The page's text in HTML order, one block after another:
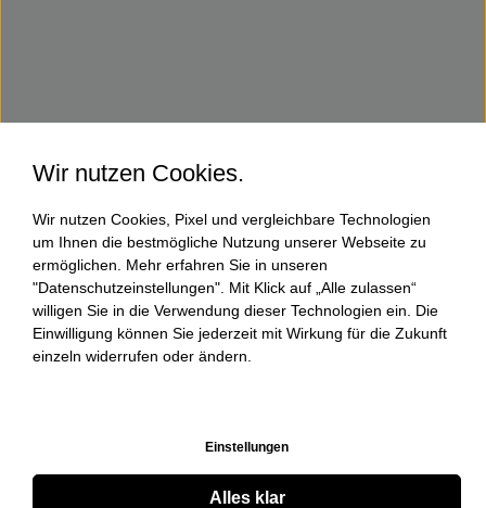
Wir nutzen Cookies.
Wir nutzen Cookies, Pixel und vergleichbare Technologien
um Ihnen die bestmögliche Nutzung unserer Webseite zu
ermöglichen. Mehr erfahren Sie in unseren
"Datenschutzeinstellungen". Mit Klick auf „Alle zulassen“
willigen Sie in die Verwendung dieser Technologien ein. Die
Einwilligung können Sie jederzeit mit Wirkung für die Zukunft
einzeln widerrufen oder ändern.
Einstellungen
Alles klar